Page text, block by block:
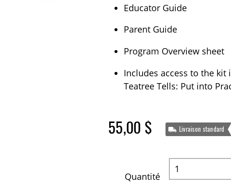
Educator Guide
Parent Guide
Program Overview sheet
Includes access to the
Teatree Tells: Put into
55,00 $ Livraison standard
Quantité